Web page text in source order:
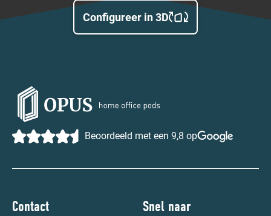
Configureer in 3D
Beoordeeld met een 9,8 op
Contact Snel naar